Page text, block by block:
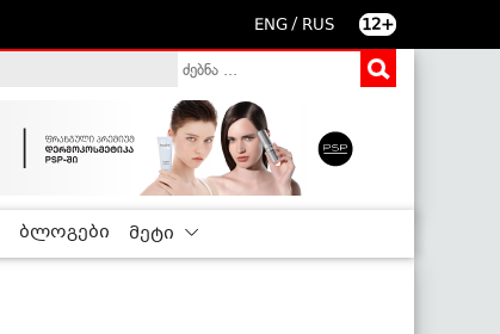
ENG / RUS 12+
ბლოგები მეტი